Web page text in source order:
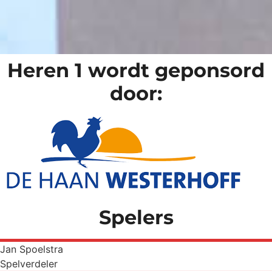
Heren 1 wordt geponsord
door:
Spelers
Jan Spoelstra
Spelverdeler